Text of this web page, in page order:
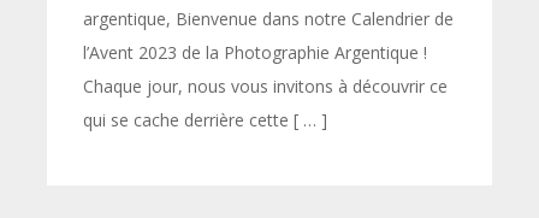
argentique, Bienvenue dans notre Calendrier de
l’Avent 2023 de la Photographie Argentique !
Chaque jour, nous vous invitons à découvrir ce
qui se cache derrière cette [ … ]